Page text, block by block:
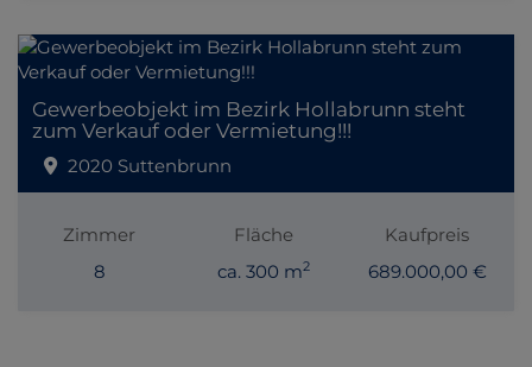
Gewerbeobjekt im Bezirk Hollabrunn steht
zum Verkauf oder Vermietung!!!
2020 Suttenbrunn
Zimmer
8
Fläche
ca. 300 m2
Kaufpreis
689.000,00 €